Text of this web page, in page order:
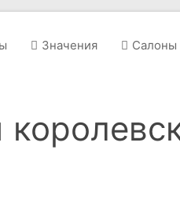
Значения Салоны